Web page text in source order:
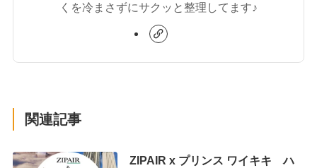
くを冷まさずにサクッと整理してます♪
関連記事
ZIPAIR x プリンス ワイキキ ハ